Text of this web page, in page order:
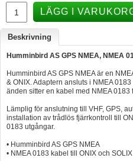
CTEK - Batteriladdare
Webasto - Dieselvärmare
Kamasa Tools - Verktyg
Calix - Packline - Takboxar
Thule - Takboxar
Thule - Lasthållare
LAGERRENSING
Begagnade Motorer & Båtar
LÄGG I
Beskrivning
Humminbird AS GPS NMEA, NMEA
Humminbird AS GPS NMEA är en
& ONIX. Adaptern ansluts i NMEA
änden sitter en kabel med NMEA
Lämplig för anslutning till VHF, GPS,
installation av trådlös fjärrkontroll till
0183 utgångar.
• Humminbird AS GPS NMEA
• NMEA 0183 kabel till ONIX och SOLIX